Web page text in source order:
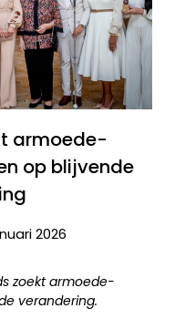
armoede-
op blijvende
2026
zoekt armoede-
verandering.